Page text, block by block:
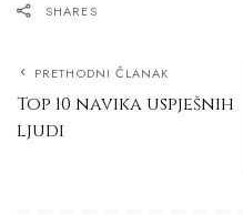
SHARES
PRETHODNI ČLANAK
Top 10 navika uspješnih
ljudi